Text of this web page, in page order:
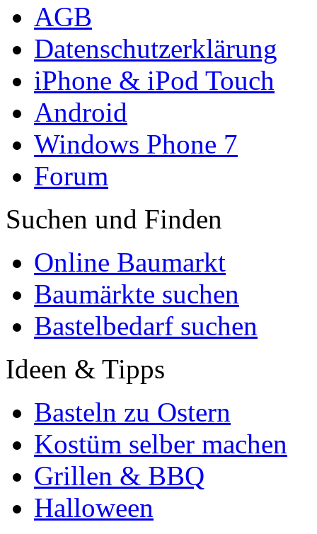
AGB
Datenschutzerklärung
iPhone & iPod Touch
Android
Windows Phone 7
Forum
Suchen und Finden
Online Baumarkt
Baumärkte suchen
Bastelbedarf suchen
Ideen & Tipps
Basteln zu Ostern
Kostüm selber machen
Grillen & BBQ
Halloween